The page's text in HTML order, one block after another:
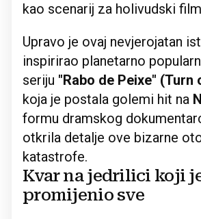
kao scenarij za holivudski
Upravo je ovaj nevjerojatan
inspirirao planetarno
seriju "Rabo de Peixe" (Turn
koja je postala golemi hit na
formu dramskog
otkrila detalje ove bizarne
katastrofe.
Kvar na jedrilici koji
promijenio sve